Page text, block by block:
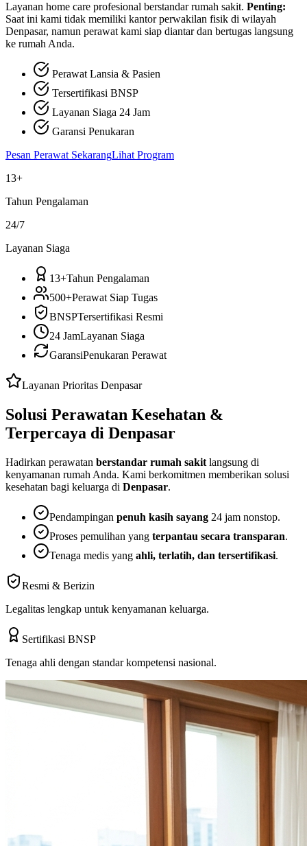
Layanan home care profesional berstandar rumah sakit. Penting:
Saat ini kami tidak memiliki kantor perwakilan fisik di wilayah
Denpasar, namun perawat kami siap diantar dan bertugas langsung
ke rumah Anda.
Perawat Lansia & Pasien
Tersertifikasi BNSP
Layanan Siaga 24 Jam
Garansi Penukaran
Pesan Perawat SekarangLihat Program
13+
Tahun Pengalaman
24/7
Layanan Siaga
13+Tahun Pengalaman
500+Perawat Siap Tugas
BNSPTersertifikasi Resmi
24 JamLayanan Siaga
GaransiPenukaran Perawat
Layanan Prioritas Denpasar
Solusi Perawatan Kesehatan &
Terpercaya di Denpasar
Hadirkan perawatan berstandar rumah sakit langsung di
kenyamanan rumah Anda. Kami berkomitmen memberikan solusi
kesehatan bagi keluarga di Denpasar.
Pendampingan penuh kasih sayang 24 jam nonstop.
Proses pemulihan yang terpantau secara transparan.
Tenaga medis yang ahli, terlatih, dan tersertifikasi.
Resmi & Berizin
Legalitas lengkap untuk kenyamanan keluarga.
Sertifikasi BNSP
Tenaga ahli dengan standar kompetensi nasional.